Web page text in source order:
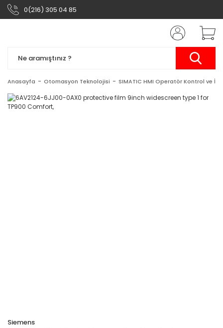
0(216) 305 04 85
Anasayfa Otomasyon Teknolojisi SIMATIC HMI Operatör Kontrol ve
Siemens